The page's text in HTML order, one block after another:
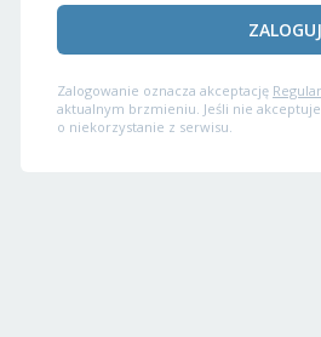
Zalogowanie oznacza akceptację
aktualnym brzmieniu. Jeśli nie
o niekorzystanie z serwisu.